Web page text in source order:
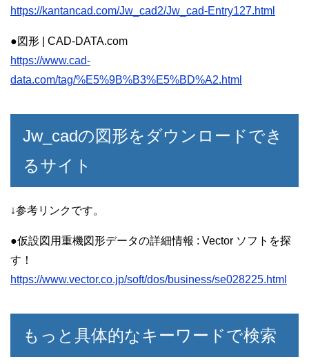
https://kantancad.com/Jw_cad2/Jw_cad-Entry127.html
●図形 | CAD-DATA.com
https://www.cad-
data.com/tag/%E5%9B%B3%E5%BD%A2.html
Jw_cadの図形をダウンロードでき
るサイト
↓参考リンクです。
●仮設図用重機図形データの詳細情報 : Vector ソフトを探
す！
https://www.vector.co.jp/soft/dos/business/se028225.html
もっと具体的なキーワードで検索